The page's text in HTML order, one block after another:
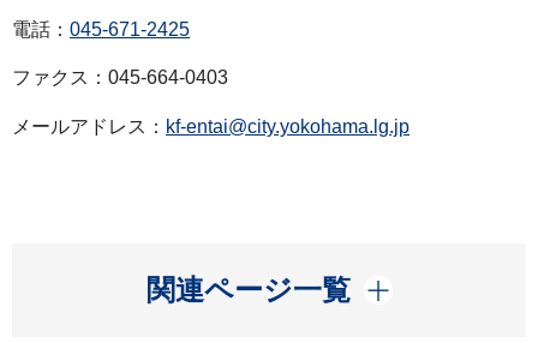
電話： 045-671-2425
ファクス：045-664-0403
メールアドレス： kf-entai@city.yokohama.lg.jp
関連ページ一覧
開く